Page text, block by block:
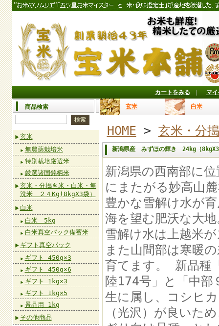
カートをみる マ
商品検索
玄米
無農薬栽培米
特別栽培厳選米
厳選諸国銘柄米
玄米・分搗き米・白米・無
洗米 ２４Kg(8kgX3袋）
白米
白米 5kg
白米真空パック備蓄米
ギフト真空パック
ギフト 450g×3
ギフト 450g×6
ギフト 1kg×3
ギフト 1kg×5
景品用 1kg
その他商品
玄米 白米
HOME > 玄米・分
新潟県産 みずほの輝き 24kg（
新潟県の西南部に
にまたがる妙高山
豊かな雪解け水が
海を望む肥沃な大
雪解け水は上越米
また山間部は寒暖
育てます。 新品種
陸174号」と「中部
生に属し、コシヒ
（光沢）が良いた